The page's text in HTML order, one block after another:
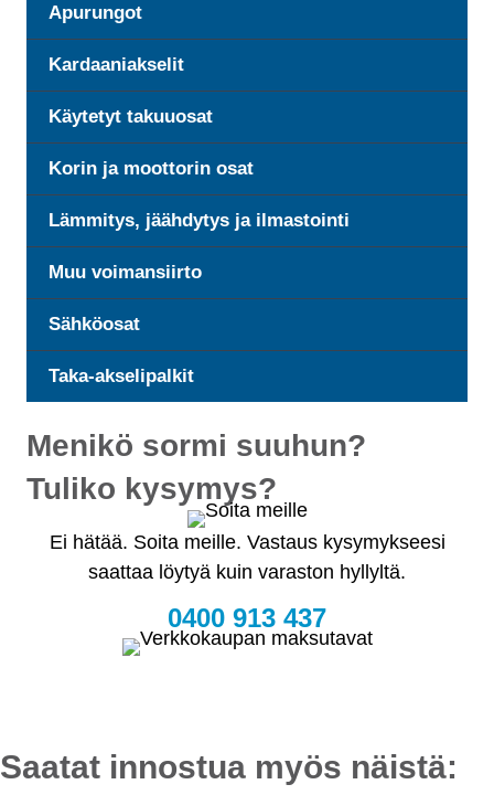
Apurungot
Kardaaniakselit
Käytetyt takuuosat
Korin ja moottorin osat
Lämmitys, jäähdytys ja ilmastointi
Muu voimansiirto
Sähköosat
Taka-akselipalkit
Menikö sormi suuhun?
Tuliko kysymys?
Ei hätää. Soita meille. Vastaus kysymykseesi
saattaa löytyä kuin varaston hyllyltä.
0400 913 437
Saatat innostua myös näistä: